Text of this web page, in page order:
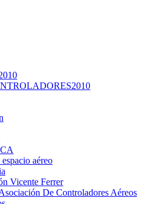
aéreo
Vicente Ferrer
De Controladores Aéreos